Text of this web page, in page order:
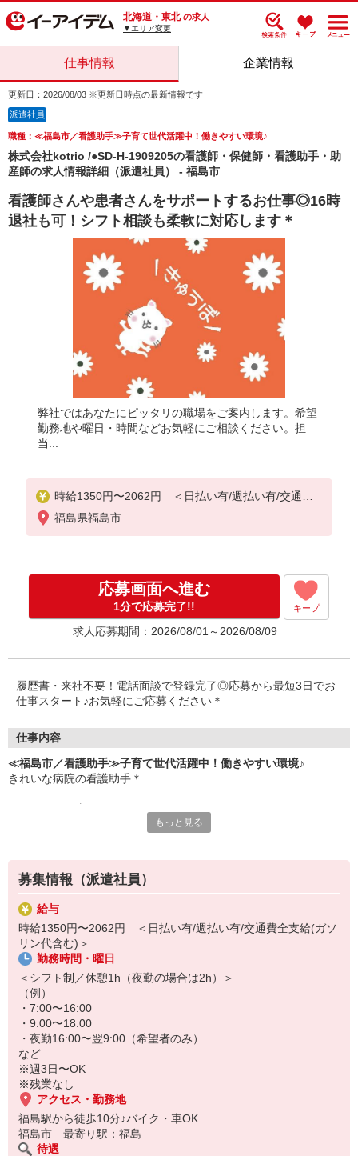
北海道・東北 の求人
▼エリア変更
仕事情報 企業情報
更新日：2026/08/03 ※更新日時点の最新情報です
派遣社員
職種：≪福島市／看護助手≫子育て世代活躍中！働きやすい環境♪
株式会社kotrio /●SD-H-1909205の看護師・保健師・看護助手・助
産師の求人情報詳細（派遣社員） - 福島市
看護師さんや患者さんをサポートするお仕事◎16時
退社も可！シフト相談も柔軟に対応します＊
弊社ではあなたにピッタリの職場をご案内します。希望
勤務地や曜日・時間などお気軽にご相談ください。担
当...
時給1350円〜2062円 ＜日払い有/週払い有/交通費
全支給(ガソリン代含む)＞
福島県福島市
応募画面へ進む
1分で応募完了!! キープ
求人応募期間：2026/08/01～2026/08/09
履歴書・来社不要！電話面談で登録完了◎応募から最短3日でお
仕事スタート♪お気軽にご応募ください＊
仕事内容
≪福島市／看護助手≫子育て世代活躍中！働きやすい環境♪
きれいな病院の看護助手＊
・シーツ交換
など
子育て世代（20代・30代・40代・50代）活躍中◎
「子どもが熱を出してしまって…」といった急なお休みや、「この
日は学校の行事があって…」といったシフトの相談など、柔軟に対
応します！
未経験スタートの先輩スタッフも多数！難しいことは特にないの
で、全く経験がなくても問題ありません♪わからないことは先輩スタ
ッフにすぐ聞ける環境です◎
もっと見る
募集情報（派遣社員）
給与
時給1350円〜2062円 ＜日払い有/週払い有/交通費全支給(ガソ
リン代含む)＞
勤務時間・曜日
＜シフト制／休憩1h（夜勤の場合は2h）＞
（例）
・7:00〜16:00
・9:00〜18:00
・夜勤16:00〜翌9:00（希望者のみ）
など
※週3日〜OK
※残業なし
アクセス・勤務地
福島駅から徒歩10分♪バイク・車OK
福島市 最寄り駅：福島
待遇